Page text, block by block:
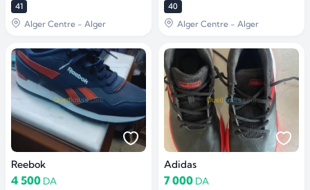
41
Alger Centre - Alger
40
Alger Centre - Alger
Reebok
4 500 DA
Adidas
7 000 DA